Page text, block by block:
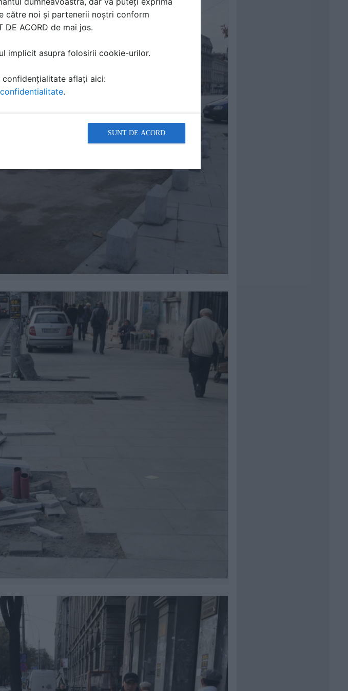
către noi și partenerii noștri conform
ACORD de mai jos.
implicit asupra folosirii cookie-urilor.
aflați aici:
.
SUNT DE ACORD